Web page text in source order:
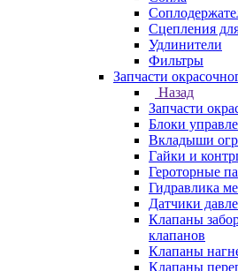
Сцепления
Удлинители
Фильтры
Запчасти
Назад
Запчасти
Блоки
Вкладыши
Гайки и
Героторные
Гидравлика
Датчики
Клапаны
клапанов
Клапаны
Клапаны